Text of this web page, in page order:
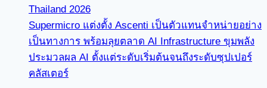
Thailand 2026
Supermicro แต่งตั้ง Ascenti เป็นตัวแทนจำหน่ายอย่าง
เป็นทางการ พร้อมลุยตลาด AI Infrastructure ขุมพลัง
ประมวลผล AI ตั้งแต่ระดับเริ่มต้นจนถึงระดับซุปเปอร์
คลัสเตอร์